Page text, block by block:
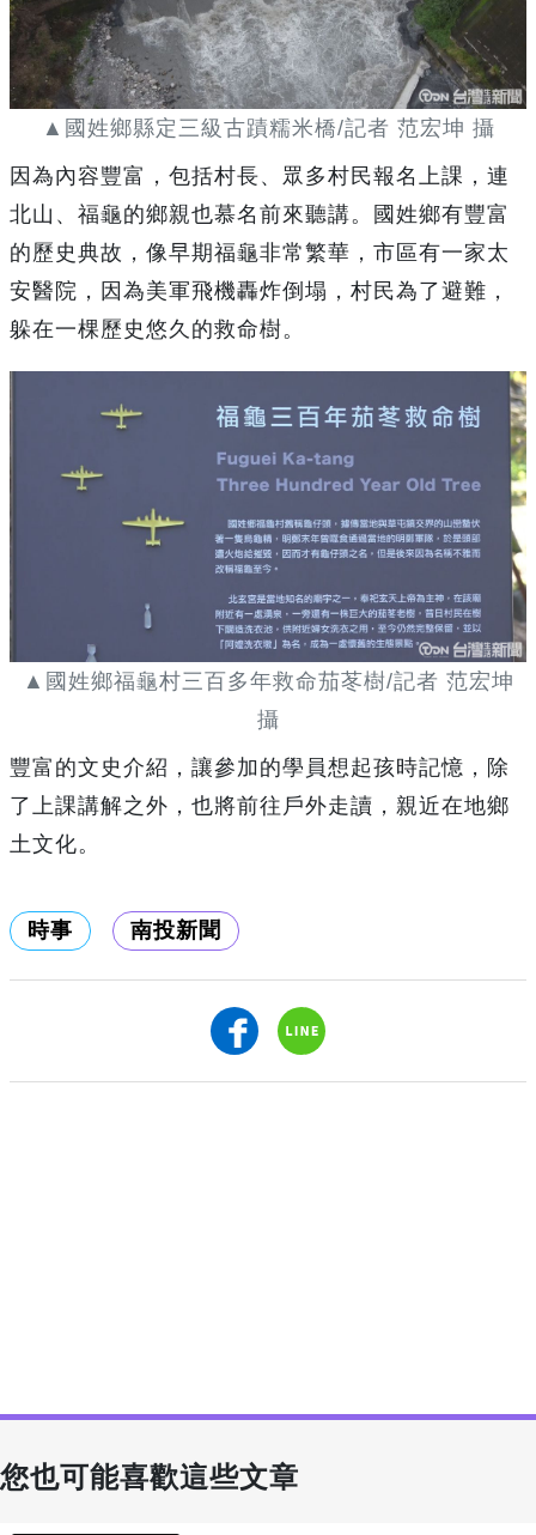
▲國姓鄉縣定三級古蹟糯米橋/記者 范宏坤 攝
因為內容豐富，包括村長、眾多村民報名上課，連
北山、福龜的鄉親也慕名前來聽講。國姓鄉有豐富
的歷史典故，像早期福龜非常繁華，市區有一家太
安醫院，因為美軍飛機轟炸倒塌，村民為了避難，
躲在一棵歷史悠久的救命樹。
▲國姓鄉福龜村三百多年救命茄苳樹/記者 范宏坤
攝
豐富的文史介紹，讓參加的學員想起孩時記憶，除
了上課講解之外，也將前往戶外走讀，親近在地鄉
土文化。
時事 南投新聞
您也可能喜歡這些文章